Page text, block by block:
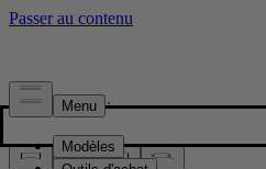
Presse & Médias